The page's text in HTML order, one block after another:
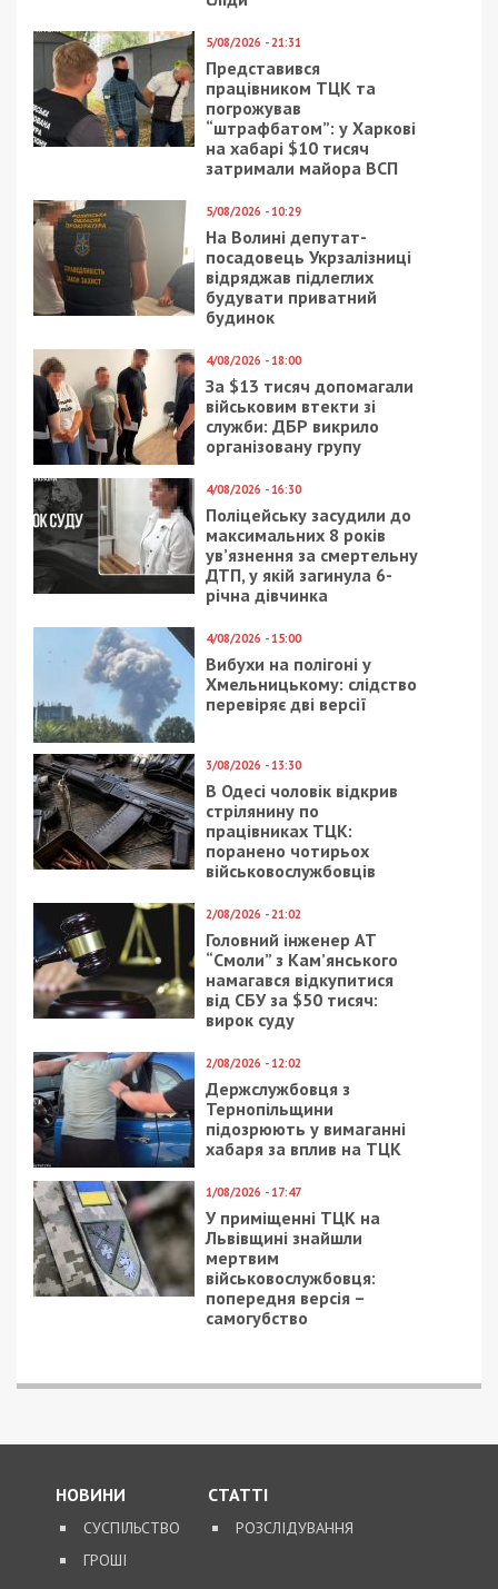
5/02/2020 - 10:02
В Украине отменили
банковскую тайну
27/05/2026 - 11:30
На Житомирщині
судитимуть депутата
недостовірне
декларування на
понад 46 млн грн
18/05/2020 - 13:00
Днепропетровский
облсовет накупит
открыток по сто
гривен
2/05/2019 - 14:30
лифты в семи домах:
адреса
Лікар з Дніпропетровщини організував схему
вивезення військовослужбовця з частини за 7 тисяч
доларів
ПОПУЛЯРНІ НОВИНИ
7/08/2026 - 15:00
«списав» понад 1500
5/08/2026 - 21:31
Представився